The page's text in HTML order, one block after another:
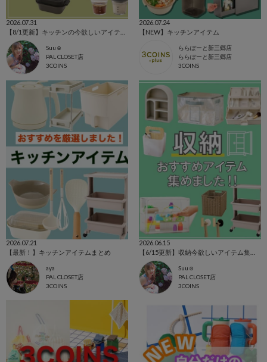
2026.07.31
Suu☺︎
PAL CLOSET店
3COINS
2026.07.24
【NEW】キッチンアイテム
ららぽーと新三郷店
ららぽーと新三郷店
3COINS
2026.07.21
【最新！】キッチンアイテムまとめ
aya
PAL CLOSET店
3COINS
2026.06.15
【6/15更新】収納今欲しいアイテム集めました！
Suu☺︎
PAL CLOSET店
3COINS